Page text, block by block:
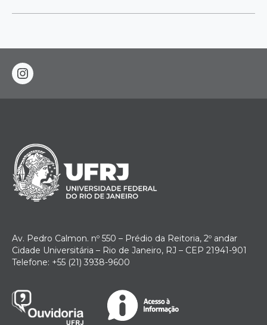
instagram
Av. Pedro Calmon. nº 550 – Prédio da Reitoria, 2º andar
Cidade Universitária – Rio de Janeiro, RJ – CEP 21941-901
Telefone: +55 (21) 3938-9600